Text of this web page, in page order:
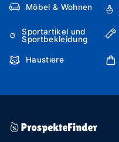
Möbel & Wohnen
Sportartikel und
Sportbekleidung
Haustiere